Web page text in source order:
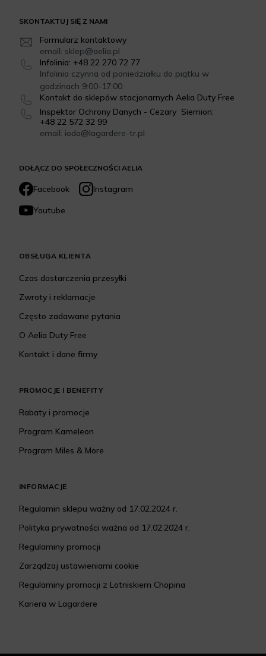
DOŁĄCZ DO SPOŁECZNOŚCI AELIA
Facebook
Instagram
Youtube
SKONTAKTUJ SIĘ Z NAMI
Formularz kontaktowy
email: sklep@aelia.pl
Infolinia: +48 22 270 72 77
Infolinia czynna od poniedziałku do piątku w
godzinach 9:00-17:00
Kontakt do sklepów stacjonarnych Aelia Duty Free
Inspektor Ochrony Danych - Cezary Siemion:
+48 22 572 32 99
email: iodo@lagardere-tr.pl
OBSŁUGA KLIENTA
Czas dostarczenia przesyłki
Zwroty i reklamacje
Często zadawane pytania
O Aelia Duty Free
Kontakt i dane firmy
PROMOCJE I BENEFITY
Rabaty i promocje
Program Kameleon
Program Miles & More
INFORMACJE
Regulamin sklepu ważny od 17.02.2024 r.
Polityka prywatności ważna od 17.02.2024 r.
Regulaminy promocji
Zarządzaj ustawieniami cookie
Regulaminy promocji z Lotniskiem Chopina
Kariera w Lagardere